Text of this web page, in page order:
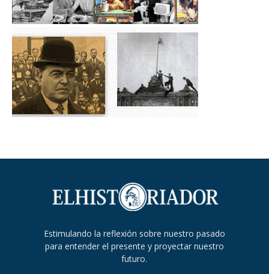
Estimulando la reflexión sobre nuestro pasado
para entender el presente y proyectar nuestro
futuro.